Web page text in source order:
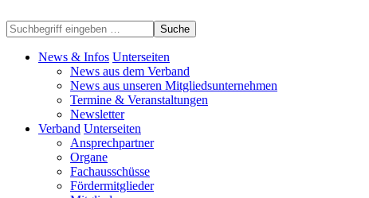
Suche
News & Infos Unterseiten
News aus dem Verband
News aus unseren Mitgliedsunternehmen
Termine & Veranstaltungen
Newsletter
Verband Unterseiten
Ansprechpartner
Organe
Fachausschüsse
Fördermitglieder